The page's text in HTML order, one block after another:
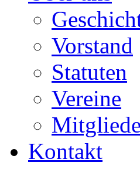
Vorstand
Statuten
Vereine
Kontakt